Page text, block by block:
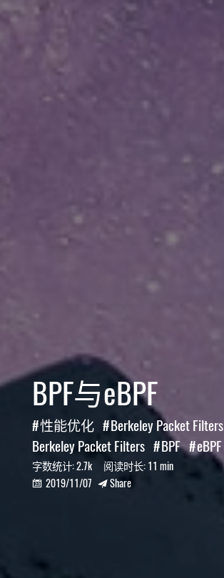
BPF与eBPF
性能优化 Berkeley Packet Filters
Berkeley Packet Filters
BPF eBPF
字数统计:2.7k 阅读时长:11 min
 2019/11/07  Share